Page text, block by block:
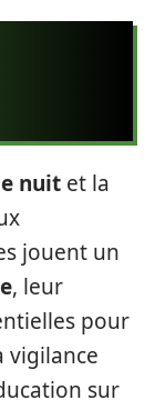
nuit et la
jouent un
, leur
pour
vigilance
sur